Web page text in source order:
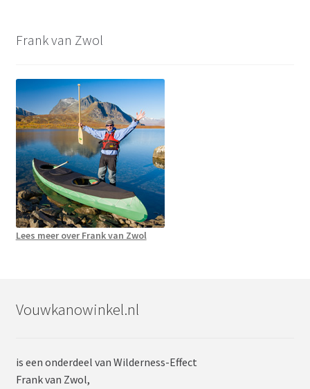
Frank van Zwol
Lees meer over Frank van Zwol
Vouwkanowinkel.nl
is een onderdeel van Wilderness-Effect
Frank van Zwol,